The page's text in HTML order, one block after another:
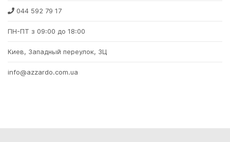
044 592 79 17
ПН-ПТ з 09:00 до 18:00
Киев, Западный переулок, 3Ц
info@azzardo.com.ua